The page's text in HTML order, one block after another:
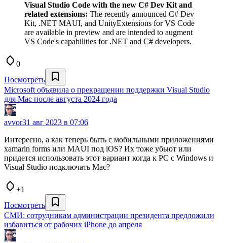
Visual Studio Code with the new C# Dev Kit and
related extensions: The recently announced C# Dev
Kit, .NET MAUI, and UnityExtensions for VS Code
are available in preview and are intended to augment
VS Code's capabilities for .NET and C# developers.
0
Посмотреть
Microsoft объявила о прекращении поддержки Visual Studio
для Mac после августа 2024 года
avvor31 авг 2023 в 07:06
Интересно, а как теперь быть с мобильными приложениями
xamarin forms или MAUI под iOS? Их тоже убьют или
придется использовать этот вариант когда к PC с Windows и
Visual Studio подключать Mac?
+1
Посмотреть
СМИ: сотрудникам администрации президента предложили
избавиться от рабочих iPhone до апреля